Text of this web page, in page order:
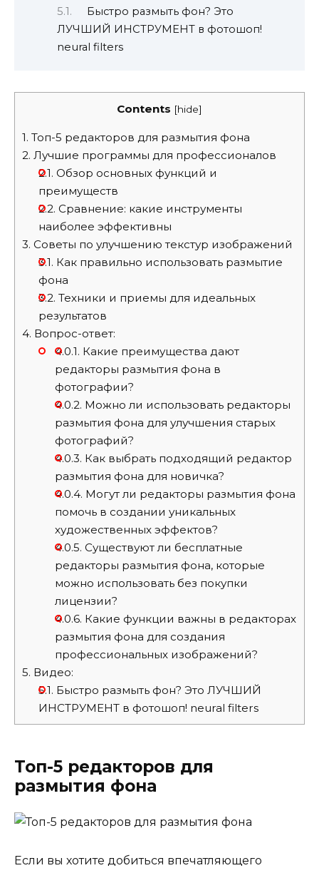
Быстро размыть фон? Это
ЛУЧШИЙ ИНСТРУМЕНТ в фотошоп!
neural filters
Contents [hide]
1. Топ-5 редакторов для размытия фона
2. Лучшие программы для профессионалов
2.1. Обзор основных функций и
преимуществ
2.2. Сравнение: какие инструменты
наиболее эффективны
3. Советы по улучшению текстур изображений
3.1. Как правильно использовать размытие
фона
3.2. Техники и приемы для идеальных
результатов
4. Вопрос-ответ:
4.0.1. Какие преимущества дают
редакторы размытия фона в
фотографии?
4.0.2. Можно ли использовать редакторы
размытия фона для улучшения старых
фотографий?
4.0.3. Как выбрать подходящий редактор
размытия фона для новичка?
4.0.4. Могут ли редакторы размытия фона
помочь в создании уникальных
художественных эффектов?
4.0.5. Существуют ли бесплатные
редакторы размытия фона, которые
можно использовать без покупки
лицензии?
4.0.6. Какие функции важны в редакторах
размытия фона для создания
профессиональных изображений?
5. Видео:
5.1. Быстро размыть фон? Это ЛУЧШИЙ
ИНСТРУМЕНТ в фотошоп! neural filters
Топ-5 редакторов для
размытия фона
Если вы хотите добиться впечатляющего